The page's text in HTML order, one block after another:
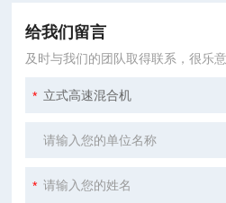
给我们留言
及时与我们的团队取得联系，很乐